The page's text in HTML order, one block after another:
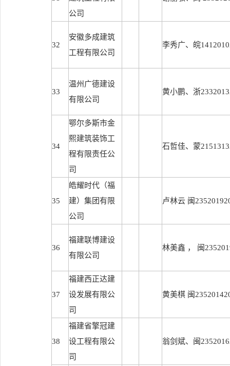
公司
32
安徽多成建筑
工程有限公司
李秀广、皖
33
温州广德建设
有限公司
黄小鹏、浙
34
鄂尔多斯市金
熙建筑装饰工
程有限责任公
司
石哲佳、蒙
35
皓耀时代（福
建）集团有限
公司
卢林云 闽
36
福建联博建设
有限公司
林美鑫 ， 闽
37
福建西正达建
设发展有限公
司
黄美棋 闽
38
福建省擎冠建
设工程有限公
司
翁剑斌、闽